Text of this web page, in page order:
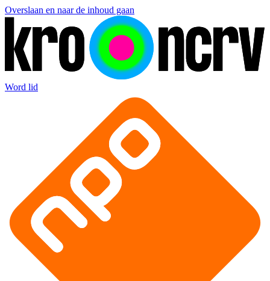
Overslaan en naar de inhoud gaan
Word lid